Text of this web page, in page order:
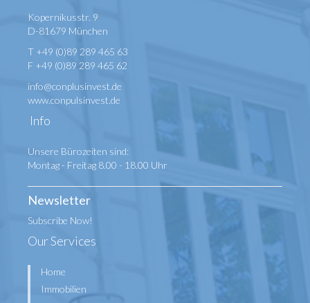
Kopernikusstr. 9
D-81679 München
T +49 (0)89 289 465 63
F +49 (0)89 289 465 62
info@conplusinvest.de
www.conpulsinvest.de
Info
Unsere Bürozeiten sind:
Montag - Freitag 8.00 - 18.00 Uhr
Newsletter
Subscribe Now!
Our Services
Home
Immobilien